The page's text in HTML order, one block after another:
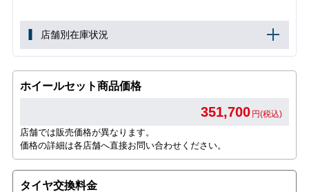
店舗別在庫状況
ホイールセット商品価格
351,700 円(税込)
店舗では販売価格が異なります。
価格の詳細は各店舗へ直接お問い合わせください。
タイヤ交換料金